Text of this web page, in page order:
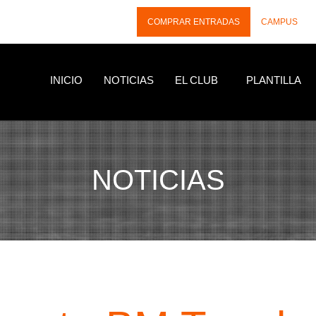
COMPRAR ENTRADAS CAMPUS
INICIO NOTICIAS EL CLUB PLANTILLA
NOTICIAS